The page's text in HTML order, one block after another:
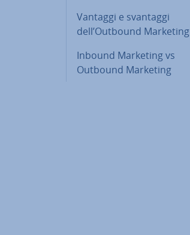
Vantaggi e svantaggi
dell’Outbound Marketing
Inbound Marketing vs
Outbound Marketing